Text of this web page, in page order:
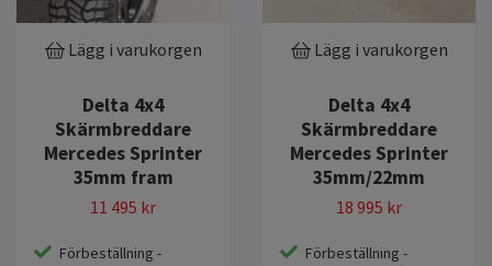
Lägg i varukorgen
Delta 4x4
Skärmbreddare
Mercedes Sprinter
35mm fram
11 495 kr
Förbeställning -
Lägg i varukorgen
Delta 4x4
Skärmbreddare
Mercedes Sprinter
35mm/22mm
18 995 kr
Förbeställning -